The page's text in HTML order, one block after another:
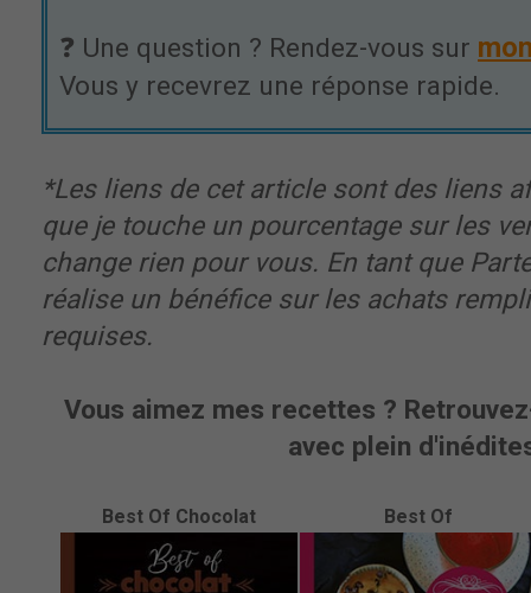
❓ Une question ? Rendez-vous sur
Vous y recevrez une réponse rapide.
*Les liens de cet article sont des liens
que je touche un pourcentage sur les
change rien pour vous. En tant que
réalise un bénéfice sur les achats
requises.
Vous aimez mes recettes ?
avec plein
Best Of Chocolat Best Of